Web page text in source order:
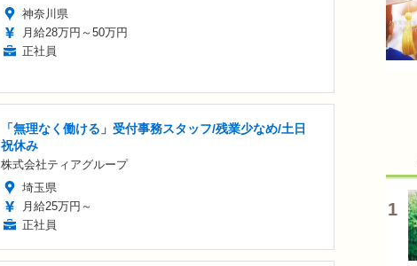
神奈川県
月給28万円～50万円
正社員
「無理なく働ける」受付事務スタッフ/残業少なめ/土日
祝休み
株式会社ティアグループ
埼玉県
月給25万円～
正社員